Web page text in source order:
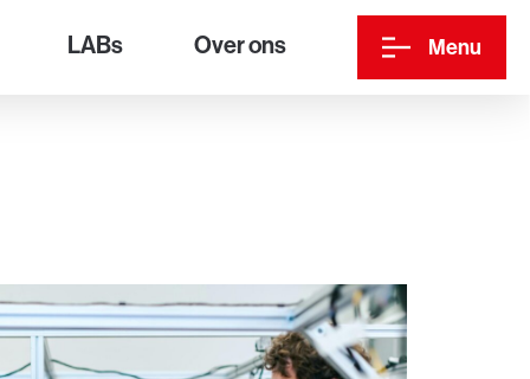
LABs Over ons Menu